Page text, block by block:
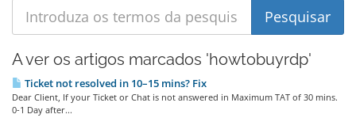
A ver os artigos marcados 'howtobuyrdp'
Ticket not resolved in 10–15 mins? Fix
Dear Client, If your Ticket or Chat is not answered in Maximum TAT of 30 mins.
0-1 Day after...